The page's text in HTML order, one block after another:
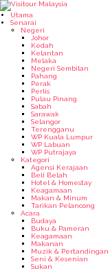
Utama
Senarai
Negeri
Johor
Kedah
Kelantan
Melaka
Negeri Sembilan
Pahang
Perak
Perlis
Pulau Pinang
Sabah
Sarawak
Selangor
Terengganu
WP Kuala Lumpur
WP Labuan
WP Putrajaya
Kategori
Agensi Kerajaan
Beli Belah
Hotel & Homestay
Keagamaan
Makan & Minum
Tarikan Pelancong
Acara
Budaya
Buku & Pameran
Keagamaan
Makanan
Muzik & Pertandingan
Seni & Kesenian
Sukan